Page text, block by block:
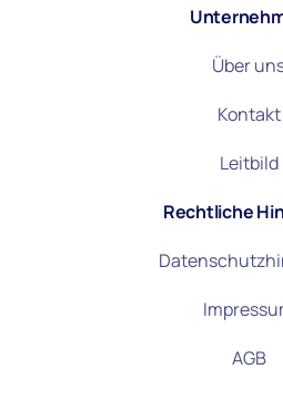
Über
Leitbild
Kontakt
Rechtliche
AGB